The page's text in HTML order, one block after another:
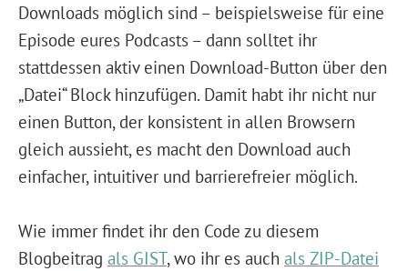
Downloads möglich sind – beispielsweise für eine
Episode eures Podcasts – dann solltet ihr
stattdessen aktiv einen Download-Button über den
„Datei“ Block hinzufügen. Damit habt ihr nicht nur
einen Button, der konsistent in allen Browsern
gleich aussieht, es macht den Download auch
einfacher, intuitiver und barrierefreier möglich.
Wie immer findet ihr den Code zu diesem
Blogbeitrag als GIST, wo ihr es auch als ZIP-Datei